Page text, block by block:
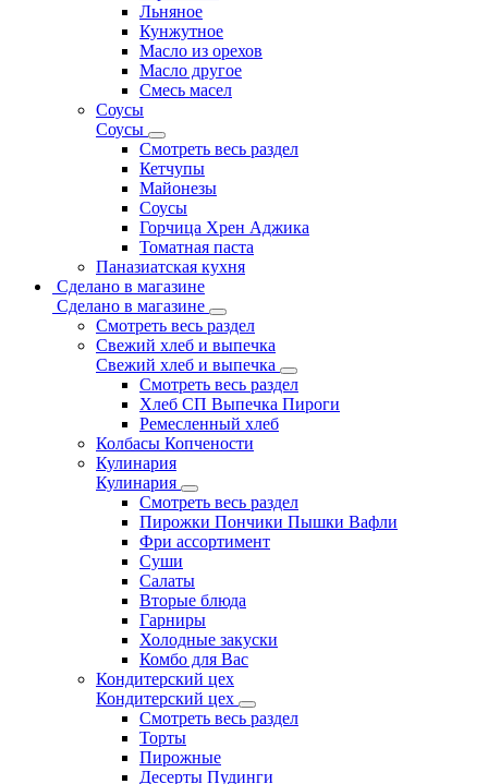
Льняное
Кунжутное
Масло из орехов
Масло другое
Смесь масел
Соусы
Соусы
Смотреть весь раздел
Кетчупы
Майонезы
Соусы
Горчица Хрен Аджика
Томатная паста
Паназиатская кухня
Сделано в магазине
Сделано в магазине
Смотреть весь раздел
Свежий хлеб и выпечка
Свежий хлеб и выпечка
Смотреть весь раздел
Хлеб СП Выпечка Пироги
Ремесленный хлеб
Колбасы Копчености
Кулинария
Кулинария
Смотреть весь раздел
Пирожки Пончики Пышки Вафли
Фри ассортимент
Суши
Салаты
Вторые блюда
Гарниры
Холодные закуски
Комбо для Вас
Кондитерский цех
Кондитерский цех
Смотреть весь раздел
Торты
Пирожные
Десерты Пудинги